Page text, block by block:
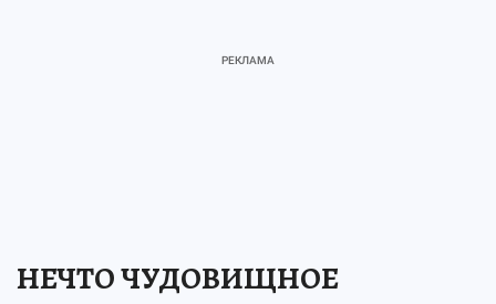
НЕЧТО ЧУДОВИЩНОЕ